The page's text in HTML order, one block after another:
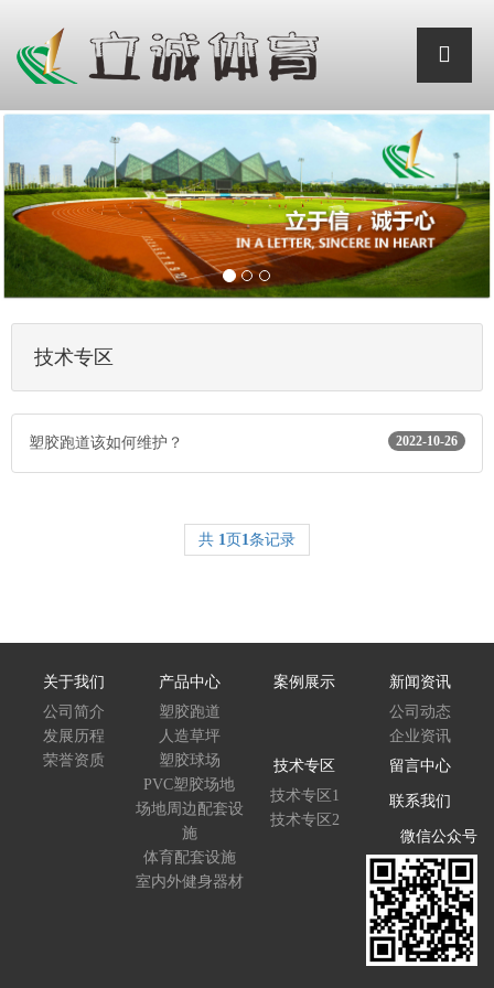
技术专区
2022-10-26
塑胶跑道该如何维护？
共 1页1条记录
关于我们
公司简介
发展历程
荣誉资质
产品中心
塑胶跑道
人造草坪
塑胶球场
PVC塑胶场地
场地周边配套设
施
体育配套设施
室内外健身器材
案例展示
新闻资讯
公司动态
企业资讯
技术专区
技术专区1
技术专区2
留言中心
联系我们
微信公众号